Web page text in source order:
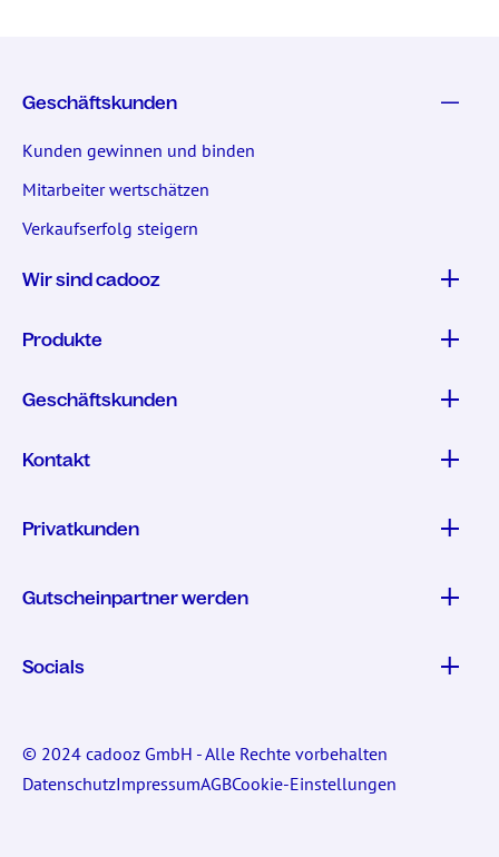
Geschäftskunden
Kunden gewinnen und binden
Mitarbeiter wertschätzen
Verkaufserfolg steigern
Wir sind cadooz
Produkte
Geschäftskunden
Kontakt
Privatkunden
Gutscheinpartner werden
Socials
© 2024 cadooz GmbH - Alle Rechte vorbehalten
DatenschutzImpressumAGBCookie-Einstellungen